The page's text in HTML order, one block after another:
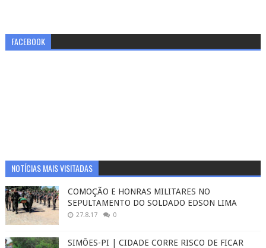
FACEBOOK
NOTÍCIAS MAIS VISITADAS
COMOÇÃO E HONRAS MILITARES NO
SEPULTAMENTO DO SOLDADO EDSON LIMA
27.8.17 0
SIMÕES-PI | CIDADE CORRE RISCO DE FICAR